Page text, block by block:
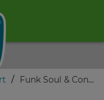
Funk Soul & Consort 553 - Marc Duchêne